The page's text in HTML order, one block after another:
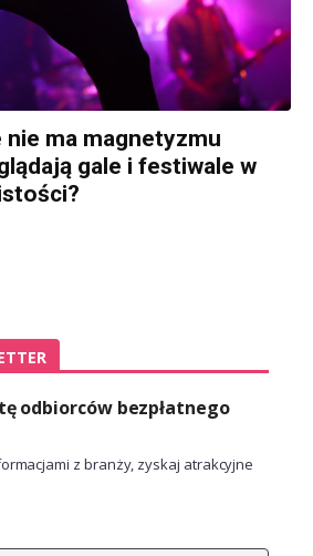
nie ma magnetyzmu
gale i festiwale w
odbiorców bezpłatnego
z branży, zyskaj atrakcyjne